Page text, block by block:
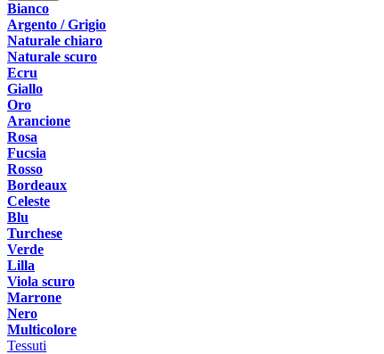
Bianco
Argento / Grigio
Naturale chiaro
Naturale scuro
Ecru
Giallo
Oro
Arancione
Rosa
Fucsia
Rosso
Bordeaux
Celeste
Blu
Turchese
Verde
Lilla
Viola scuro
Marrone
Nero
Multicolore
Tessuti